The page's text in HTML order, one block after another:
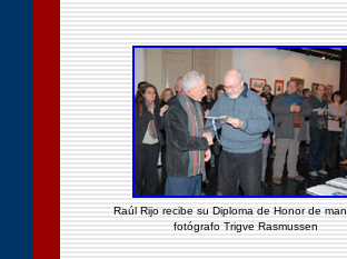
Raúl Rijo recibe su Diploma de Honor de
fotógrafo Trigve Rasmussen